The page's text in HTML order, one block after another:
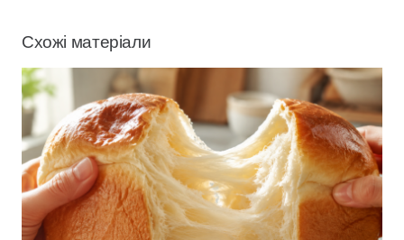
Схожі матеріали